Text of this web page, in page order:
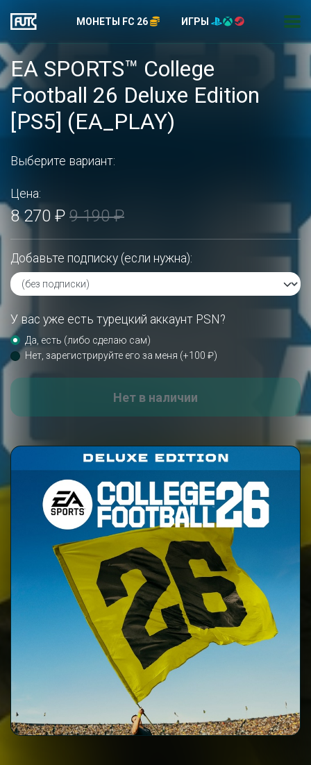
МОНЕТЫ FC 26 ИГРЫ
EA SPORTS™ College
Football 26 Deluxe Edition
[PS5] (EA_PLAY)
Выберите вариант:
Цена:
8 270 ₽ 9 190 ₽
Добавьте подписку (если нужна):
У вас уже есть турецкий аккаунт PSN?
Да, есть (либо сделаю сам)
Нет, зарегистрируйте его за меня (+100 ₽)
Нет в наличии